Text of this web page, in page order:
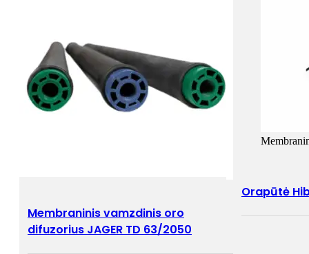
Membraninis vamzdinis oro
difuzorius JAGER TD 63/2050
Orapūtė